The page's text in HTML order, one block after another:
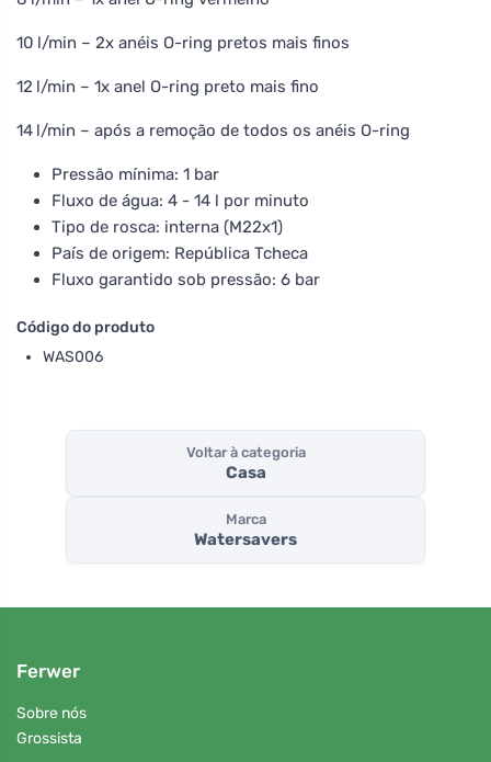
10 l/min – 2x anéis O-ring pretos mais finos
12 l/min – 1x anel O-ring preto mais fino
14 l/min – após a remoção de todos os anéis O-ring
Pressão mínima: 1 bar
Fluxo de água: 4 - 14 l por minuto
Tipo de rosca: interna (M22x1)
País de origem: República Tcheca
Fluxo garantido sob pressão: 6 bar
Código do produto
WAS006
Voltar à categoria
Casa
Marca
Watersavers
Ferwer
Sobre nós
Grossista